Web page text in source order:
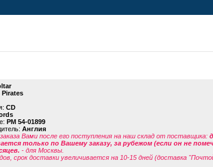
CD
PM 54-01899
Англия
Вами после его поступления на наш склад от поставщика:
только по Вашему заказу, за рубежом (если он не
- для Москвы.
срок доставки увеличивается на 10-15 дней (доставка